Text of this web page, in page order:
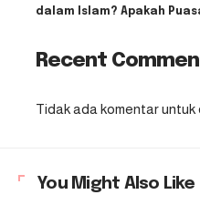
dalam Islam? Apakah
Recent
Tidak ada komentar untuk
You Might Also Like